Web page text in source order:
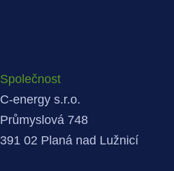
Společnost
C-energy s.r.o.
Průmyslová 748
391 02 Planá nad Lužnicí